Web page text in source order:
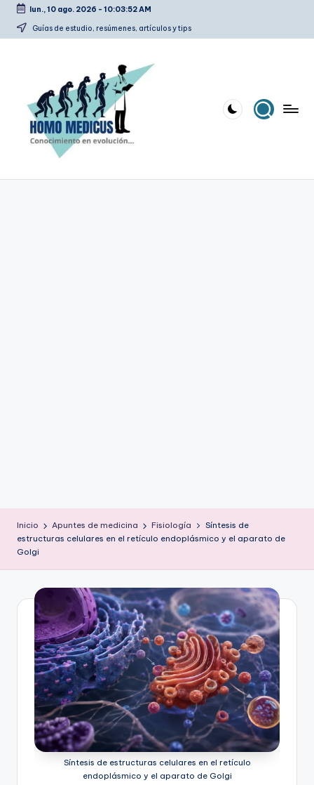
Saltar
lun., 10 ago. 2026 - 10:03:53 AM
Guías de estudio, resúmenes, artículos y tips
Inicio Apuntes de medicina Fisiología
Síntesis de
estructuras celulares en el retículo endoplásmico y el aparato de
Golgi
Síntesis de estructuras celulares en el retículo
endoplásmico y el aparato de Golgi